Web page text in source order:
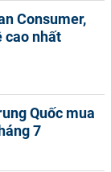
Consumer,
cao nhất
Quốc mua
7